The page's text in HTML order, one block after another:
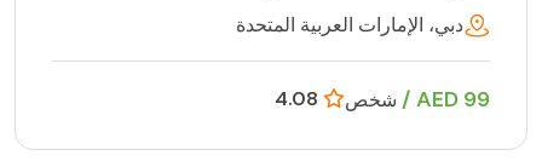
دبي، الإمارات العربية المتحدة
99 AED / شخص